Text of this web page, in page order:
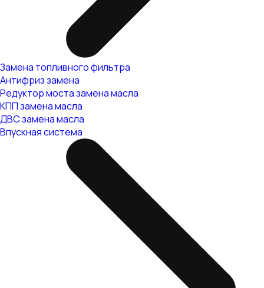
Замена топливного фильтра
Антифриз замена
Редуктор моста замена масла
КПП замена масла
ДВС замена масла
Впускная система